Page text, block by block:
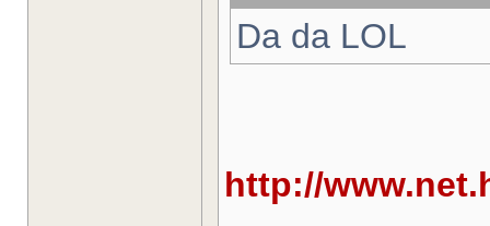
Da da LOL
http://